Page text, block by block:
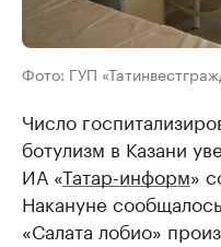
Фото: ГУП
Число
ботулизм в Казани
ИА «Татар-информ»
Накануне
«Салата лобио»